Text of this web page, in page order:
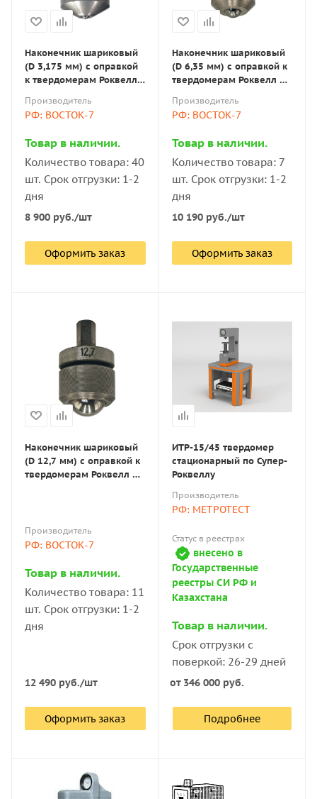
Наконечник шариковый
(D 3,175 мм) с оправкой
к твердомерам Роквелл
Производитель
РФ: ВОСТОК-7
Товар в наличии.
Количество товара: 40
шт. Срок отгрузки: 1-2
дня
8 900 руб./шт
Оформить заказ
Наконечник шариковый
(D 6,35 мм) с оправкой к
твердомерам Роквелл и
Производитель
РФ: ВОСТОК-7
Товар в наличии.
Количество товара: 7
шт. Срок отгрузки: 1-2
дня
10 190руб./шт
Оформить заказ
Наконечник шариковый
(D 12,7 мм) с оправкой к
твердомерам Роквелл и
Производитель
РФ: ВОСТОК-7
Товар в наличии.
Количество товара: 11
шт. Срок отгрузки: 1-2
дня
12 490 руб./шт
Оформить заказ
ИТР-15/45 твердомер
стационарный по Супер-
Роквеллу
Производитель
РФ: МЕТРОТЕСТ
Статус в реестрах
внесено в
Государственные
реестры СИ РФ и
Казахстана
Товар в наличии.
Срок отгрузки с
поверкой: 26-29 дней
от 346 000 руб.
Подробнее